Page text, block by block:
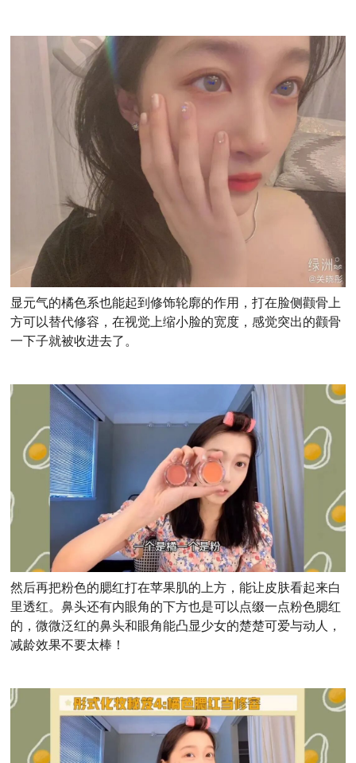
显元气的橘色系也能起到修饰轮廓的作用，打在脸侧颧骨上
方可以替代修容，在视觉上缩小脸的宽度，感觉突出的颧骨
一下子就被收进去了。
然后再把粉色的腮红打在苹果肌的上方，能让皮肤看起来白
里透红。鼻头还有内眼角的下方也是可以点缀一点粉色腮红
的，微微泛红的鼻头和眼角能凸显少女的楚楚可爱与动人，
减龄效果不要太棒！